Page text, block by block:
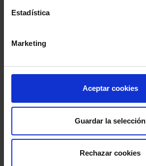
Estadística
Marketing
Aceptar cookies
Guardar la selección
Rechazar cookies
MENÚ
Podcast Abogacía